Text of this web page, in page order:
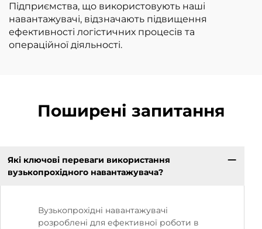
Підприємства, що використовують наші
навантажувачі, відзначають підвищення
ефективності логістичних процесів та
операційної діяльності.
Поширені запитання
Які ключові переваги використання
вузькопрохідного навантажувача?
Вузькопрохідні навантажувачі
розроблені для ефективної роботи в